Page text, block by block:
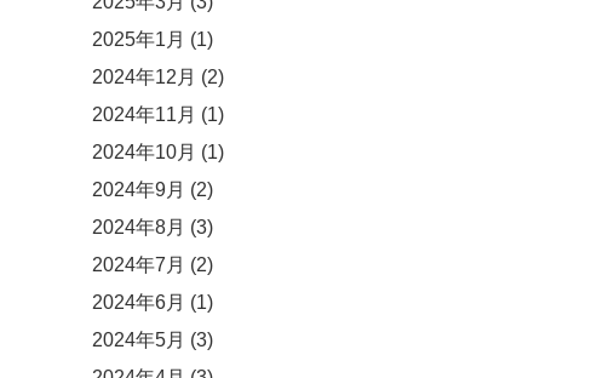
2025年1月 (1)
2024年12月 (2)
2024年11月 (1)
2024年10月 (1)
2024年9月 (2)
2024年8月 (3)
2024年7月 (2)
2024年6月 (1)
2024年5月 (3)